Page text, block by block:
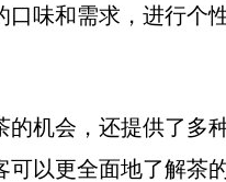
味和需求，进行个
机会，还提供了多
以更全面地了解茶